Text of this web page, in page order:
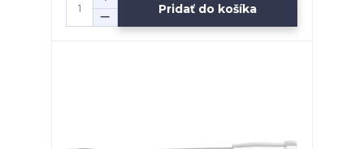
Pridať do košíka